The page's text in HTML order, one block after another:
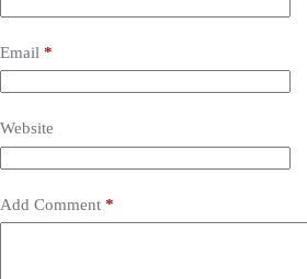
Email *
Website
Add Comment *